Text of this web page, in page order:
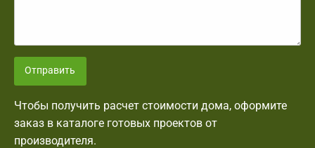
Отправить
Чтобы получить расчет стоимости дома, оформите
заказ в каталоге готовых проектов от
производителя.